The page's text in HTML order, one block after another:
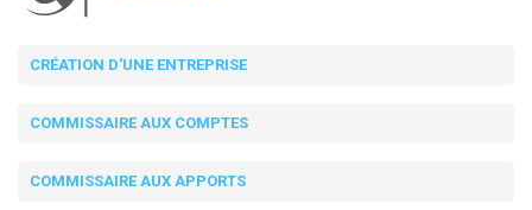
CRÉATION D'UNE ENTREPRISE
COMMISSAIRE AUX COMPTES
COMMISSAIRE AUX APPORTS